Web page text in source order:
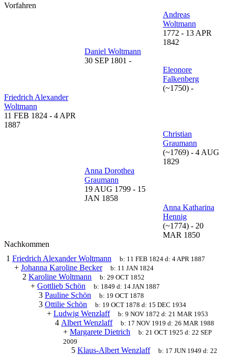
Vorfahren
Andreas
Woltmann
1772 - 13 APR
1842
Daniel Woltmann
30 SEP 1801 -
Eleonore
Falkenberg
(~1750) -
Friedrich Alexander
Woltmann
11 FEB 1824 - 4 APR
1887
Christian
Graumann
(~1769) - 4 AUG
1829
Anna Dorothea
Graumann
19 AUG 1799 - 15
JAN 1858
Anna Katharina
Hennig
(~1774) - 20
MAR 1850
Nachkommen
1 Friedrich Alexander Woltmann b: 11 FEB 1824 d:4 APR 1887
+ Johanna Karoline Becker b: 11 JAN 1824
2 Karoline Woltmann b:29 OCT 1852
+ Gottlieb Schön b: 1849 d: 14 JAN 1887
3 Pauline Schön b: 19 OCT 1878
3 Ottilie Schön b: 19 OCT 1878 d: 15 DEC 1934
+ Ludwig Wenzlaff b:9 NOV 1872 d:21 MAR 1953
4 Albert Wenzlaff b: 17 NOV 1919 d:26 MAR 1988
+ Margarete Dietrich b:21 OCT 1925 d:22 SEP
2009
5 Klaus-Albert Wenzlaff b: 17 JUN 1949 d:22